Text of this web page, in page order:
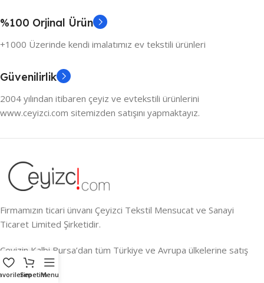
%100 Orjinal Ürün
+1000 Üzerinde kendi imalatımız ev tekstili ürünleri
Güvenilirlik
2004 yılından itibaren çeyiz ve evtekstili ürünlerini
www.ceyizci.com sitemizden satışını yapmaktayız.
Firmamızın ticari ünvanı Çeyizci Tekstil Mensucat ve Sanayi
Ticaret Limited Şirketidir.
Çeyizin Kalbi Bursa’dan tüm Türkiye ve Avrupa ülkelerine satış
yapmaktayız.
SepetimMenu